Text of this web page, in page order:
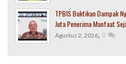
TPBIS Buktikan Dampak
Juta Penerima Manfaat
Agustus 2, 2026, 0